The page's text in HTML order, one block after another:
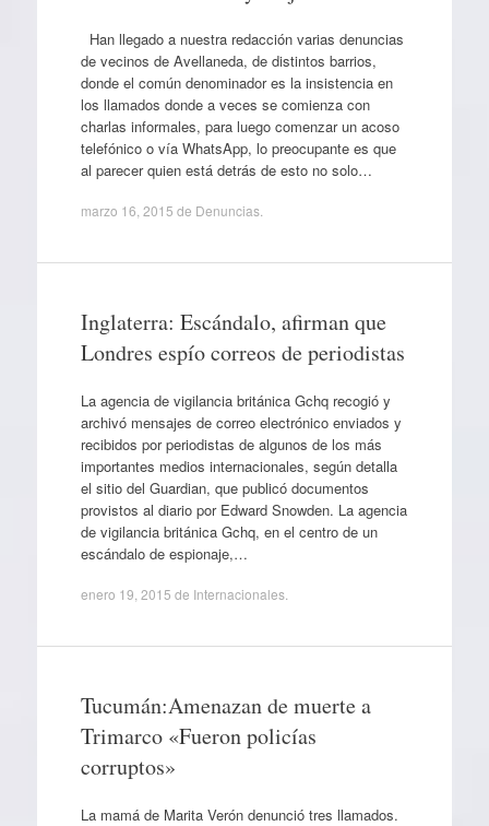
Han llegado a nuestra redacción varias denuncias
de vecinos de Avellaneda, de distintos barrios,
donde el común denominador es la insistencia en
los llamados donde a veces se comienza con
charlas informales, para luego comenzar un acoso
telefónico o vía WhatsApp, lo preocupante es que
al parecer quien está detrás de esto no solo…
marzo 16, 2015 de Denuncias.
Inglaterra: Escándalo, afirman que
Londres espío correos de periodistas
La agencia de vigilancia británica Gchq recogió y
archivó mensajes de correo electrónico enviados y
recibidos por periodistas de algunos de los más
importantes medios internacionales, según detalla
el sitio del Guardian, que publicó documentos
provistos al diario por Edward Snowden. La agencia
de vigilancia británica Gchq, en el centro de un
escándalo de espionaje,…
enero 19, 2015 de Internacionales.
Tucumán:Amenazan de muerte a
Trimarco «Fueron policías
corruptos»
La mamá de Marita Verón denunció tres llamados.